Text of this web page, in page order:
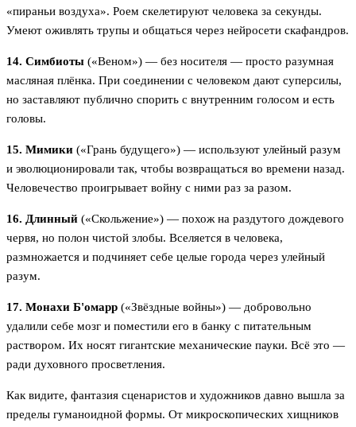
«пираньи воздуха». Роем скелетируют человека за секунды.
Умеют оживлять трупы и общаться через нейросети скафандров.
14. Симбиоты («Веном») — без носителя — просто разумная
масляная плёнка. При соединении с человеком дают суперсилы,
но заставляют публично спорить с внутренним голосом и есть
головы.
15. Мимики («Грань будущего») — используют улейный разум
и эволюционировали так, чтобы возвращаться во времени назад.
Человечество проигрывает войну с ними раз за разом.
16. Длинный («Скольжение») — похож на раздутого дождевого
червя, но полон чистой злобы. Вселяется в человека,
размножается и подчиняет себе целые города через улейный
разум.
17. Монахи Б'омарр («Звёздные войны») — добровольно
удалили себе мозг и поместили его в банку с питательным
раствором. Их носят гигантские механические пауки. Всё это —
ради духовного просветления.
Как видите, фантазия сценаристов и художников давно вышла за
пределы гуманоидной формы. От микроскопических хищников